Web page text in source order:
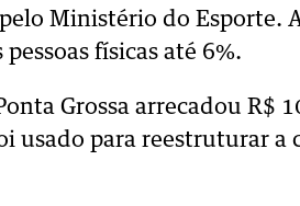
Ministério do Esporte.
físicas até 6%.
Grossa arrecadou R$
usado para reestruturar a